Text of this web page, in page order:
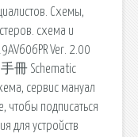
Схемы,
схема и
Ver. 2.00
冊 Schematic
сервис мануал
чтобы подписаться
для устройств